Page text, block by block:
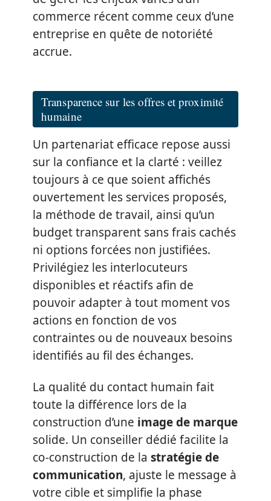
commerce récent comme ceux d’une
entreprise en quête de notoriété
accrue.
Transparence sur les offres et proximité
humaine
Un partenariat efficace repose aussi
sur la confiance et la clarté : veillez
toujours à ce que soient affichés
ouvertement les services proposés,
la méthode de travail, ainsi qu’un
budget transparent sans frais cachés
ni options forcées non justifiées.
Privilégiez les interlocuteurs
disponibles et réactifs afin de
pouvoir adapter à tout moment vos
actions en fonction de vos
contraintes ou de nouveaux besoins
identifiés au fil des échanges.
La qualité du contact humain fait
toute la différence lors de la
construction d’une image de marque
solide. Un conseiller dédié facilite la
co-construction de la stratégie de
communication, ajuste le message à
votre cible et simplifie la phase